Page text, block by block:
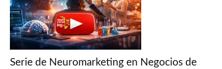
Serie de Neuromarketing en Negocios de